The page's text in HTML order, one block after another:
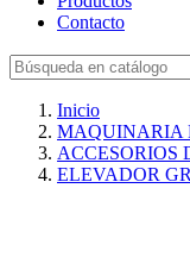
Contacto
Inicio
MAQUINARIA
ACCESORIOS
ELEVADOR